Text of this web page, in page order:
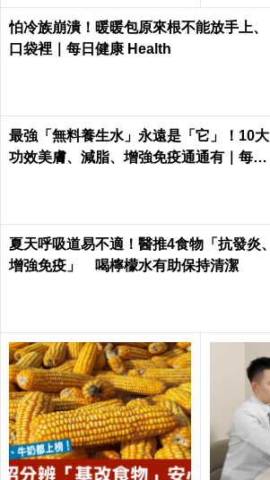
怕冷族崩潰！暖暖包原來根不能放手上、
口袋裡｜每日健康 Health
最強「無料養生水」永遠是「它」！10大
功效美膚、減脂、增強免疫通通有｜每日
夏天呼吸道易不適！醫推4食物「抗發炎、
增強免疫」 喝檸檬水有助保持清潔